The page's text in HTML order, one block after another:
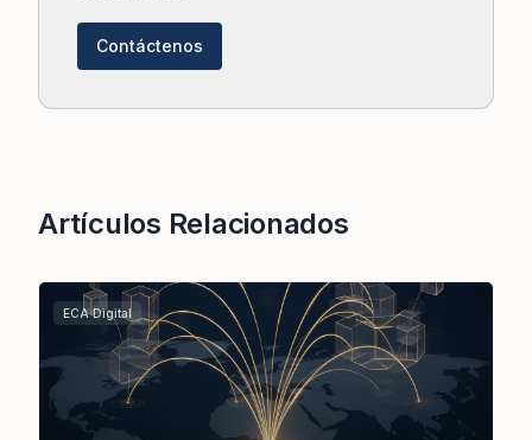
Contáctenos
Artículos Relacionados
ECA Digital